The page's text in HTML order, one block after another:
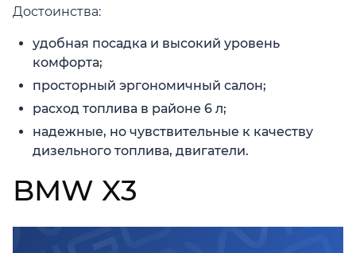
Достоинства:
удобная посадка и высокий уровень
комфорта;
просторный эргономичный салон;
расход топлива в районе 6 л;
надежные, но чувствительные к качеству
дизельного топлива, двигатели.
BMW X3